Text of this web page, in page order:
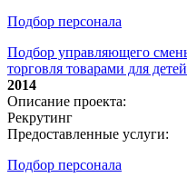
Подбор персонала
Подбор управляющего
торговля товарами для
2014
Описание проекта:
Рекрутинг
Предоставленные услуги:
Подбор персонала